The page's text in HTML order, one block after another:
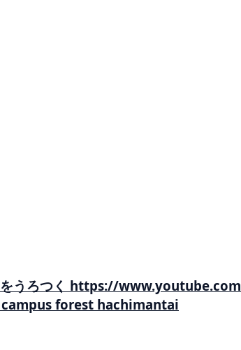
をうろつく https://
campus forest hachimantai